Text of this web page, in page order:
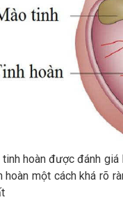
hoàn được đánh
hoàn một cách khá rõ